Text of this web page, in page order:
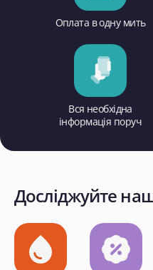
Оплата в одну мить
Вся необхідна
інформація поруч
Досліджуйте